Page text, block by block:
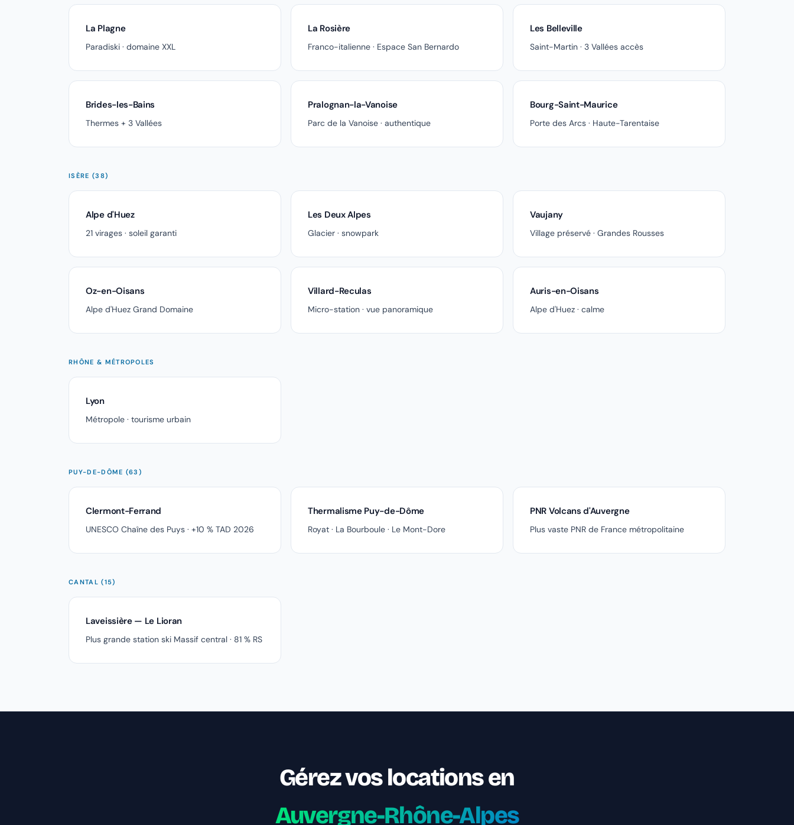
La Plagne
Paradiski · domaine XXL
La Rosière
Franco-italienne · Espace San Bernardo
Les Belleville
Saint-Martin · 3 Vallées accès
Brides-les-Bains
Thermes + 3 Vallées
Pralognan-la-Vanoise
Parc de la Vanoise · authentique
Bourg-Saint-Maurice
Porte des Arcs · Haute-Tarentaise
ISÈRE (38)
Alpe d'Huez
21 virages · soleil garanti
Les Deux Alpes
Glacier · snowpark
Vaujany
Village préservé · Grandes Rousses
Oz-en-Oisans
Alpe d'Huez Grand Domaine
Villard-Reculas
Micro-station · vue panoramique
Auris-en-Oisans
Alpe d'Huez · calme
RHÔNE & MÉTROPOLES
Lyon
Métropole · tourisme urbain
PUY-DE-DÔME (63)
Clermont-Ferrand
UNESCO Chaîne des Puys · +10 % TAD 2026
Thermalisme Puy-de-Dôme
Royat · La Bourboule · Le Mont-Dore
PNR Volcans d'Auvergne
Plus vaste PNR de France métropolitaine
CANTAL (15)
Laveissière — Le Lioran
Plus grande station ski Massif central · 81 % RS
Gérez vos locations en
Auvergne-Rhône-Alpes